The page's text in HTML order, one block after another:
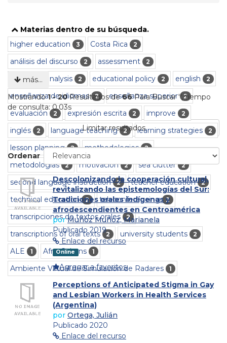
Materias dentro de su búsqueda.
higher education
3 Costa Rica 2
análisis del discurso 2 assessment 2
discourse analysis 2 educational policy 2 english 2
enseñanza de idiomas 2 enseñanza superior 2
evaluación 2 expresión escrita 2 improve 2
inglés 2 language teaching 2 learning strategies 2
lesson planning 2 methodologies 2
metodologías 2 motivación 2 sea clutter 2
second language instruction 2 teacher education 2
technical education 2 teleconferencing 2
transcripciones de textos orales 2
transcriptions of oral texts 2 university students 2
ALE 1 Afro-Cubans 1
Ambiente Virtual de Simulación de Radares 1
más…
Mostrando1 - 20Resultados de66Para Buscar '', tiempo
de consulta: 0.03s
Limitar resultados
Ordenar
Descolonizando la cooperación cultural,
revitalizando las epistemologías del Sur:
Tradiciones orales indígenas y
afrodescendientes en Centroamérica
porMuñoz Muñoz, Marianela
Publicado 2019
Enlace del recurso
Online
Agregar a favoritos
Perceptions of Anticipated Stigma in Gay
and Lesbian Workers in Health Services
(Argentina)
por Ortega, Julián
Publicado 2020
Enlace del recurso